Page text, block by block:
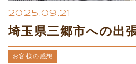
2025.09.21
埼玉県三郷市への出
お客様の感想